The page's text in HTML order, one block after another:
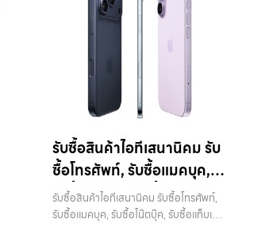
รับซื้อสินค้าไอทีเสนานิคม รับ
ซื้อโทรศัพท์, รับซื้อแมคบุค,
รับซื้อโน๊ตบุ๊ค, รับซื้อแท็บเล็ต,
หรือบริการอื่นๆ เกี่ยวกับ
รับซื้อสินค้าไอทีเสนานิคม รับซื้อโทรศัพท์,
รับซื้อแมคบุค, รับซื้อโน๊ตบุ๊ค, รับซื้อแท็บเล็ต,